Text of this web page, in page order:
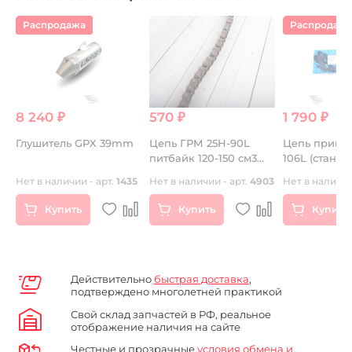
Распродажа
8 240 ₽
Глушитель GPX 39mm
Нет в наличии - арт. 1435
Купить
570 ₽
Цепь ГРМ 25H-90L
питбайк 120-150 см3
Нет в наличии - арт. 4903
Купить
Распродажа
1 790 ₽
Цепь
106L
Нет в
Купить
Действительно быстрая доставка,
подтверждено многолетней практикой
Свой склад запчастей в РФ, реальное
отображение наличия на сайте
Честные и прозрачныеусловия обмена и